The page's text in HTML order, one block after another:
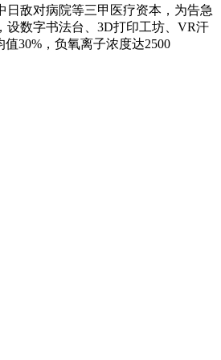
敌对病院等三甲医疗资本，为告急
设数字书法台、3D打印工坊、VR汗
30%，负氧离子浓度达2500